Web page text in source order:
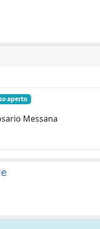
aperto
Messana